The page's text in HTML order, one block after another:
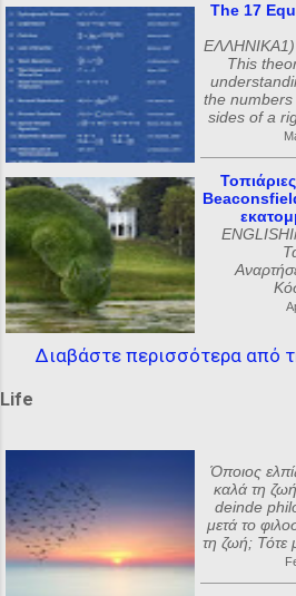
The 17
ΕΛΛΗΝΙΚΑ1)
This
the
sides of a
Διαβάστε περισσότερα από
Life
Όποιος
καλά τη
deinde
μετά το
τη ζωή; Τότε